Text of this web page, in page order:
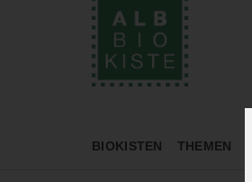
BIOKISTEN THEMEN